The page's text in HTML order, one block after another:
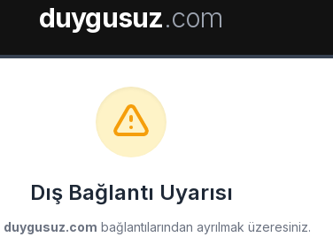
duygusuz.com
Dış Bağlantı Uyarısı
duygusuz.com bağlantılarından ayrılmak üzeresiniz.